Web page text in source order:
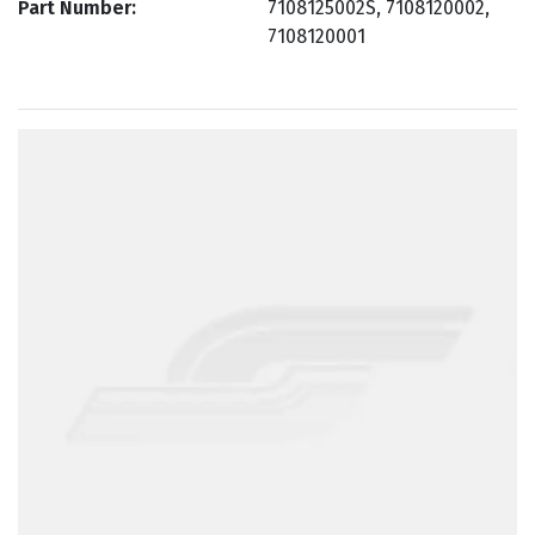
Part Number
7108125002S, 7108120002,
7108120001